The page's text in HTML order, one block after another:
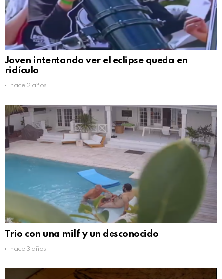
Joven intentando ver el eclipse queda en
ridículo
hace 2 años
Trio con una milf y un desconocido
hace 3 años